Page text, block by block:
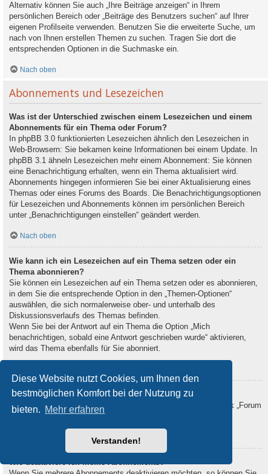
Diese Website nutzt Cookies, um Ihnen den
bestmöglichen Komfort bei der Nutzung zu
bieten. Mehr erfahren
Verstanden!
Alternativ können Sie auch „Ihre Beiträge anzeigen“ in Ihrem
persönlichen Bereich oder „Beiträge des Benutzers suchen“ auf Ihrer
eigenen Profilseite verwenden. Benutzen Sie die erweiterte Suche, um
nach von Ihnen erstellen Themen zu suchen. Tragen Sie dort die
entsprechenden Optionen in die Suchmaske ein.
Nach oben
Abonnements und Lesezeichen
Was ist der Unterschied zwischen einem Lesezeichen und einem
Abonnements für ein Thema oder Forum?
In phpBB 3.0 funktionierten Lesezeichen ähnlich den Lesezeichen in
Web-Browsern: Sie bekamen keine Informationen bei einem Update. In
phpBB 3.1 ähneln Lesezeichen mehr einem Abonnement: Sie können
eine Benachrichtigung erhalten, wenn ein Thema aktualisiert wird.
Abonnements hingegen informieren Sie bei einer Aktualisierung eines
Themas oder eines Forums des Boards. Die Benachrichtigungsoptionen
für Lesezeichen und Abonnements können im persönlichen Bereich
unter „Benachrichtigungen einstellen“ geändert werden.
Nach oben
Wie kann ich ein Lesezeichen auf ein Thema setzen oder ein
Thema abonnieren?
Sie können ein Lesezeichen auf ein Thema setzen oder es abonnieren,
in dem Sie die entsprechende Option in den „Themen-Optionen“
auswählen, die sich normalerweise ober- und unterhalb des
Diskussionsverlaufs des Themas befinden.
Wenn Sie bei der Antwort auf ein Thema die Option „Mich
benachrichtigen, sobald eine Antwort geschrieben wurde“ aktivieren,
wird das Thema ebenfalls für Sie abonniert.
Wie kann ich ein Forum abonnieren?
Um ein Forum zu abonnieren, verwenden Sie im Forum den Link „Forum
abonnieren“, der sich meist am Ende der Seite befindet.